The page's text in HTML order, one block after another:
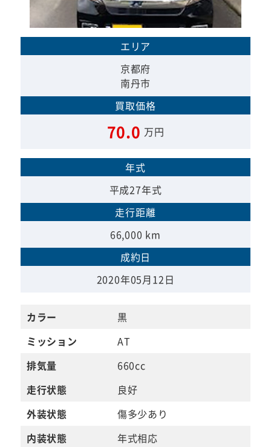
エリア
京都府
南丹市
買取価格
70.0 万円
年式
平成27年式
走行距離
66,000 km
成約日
2020年05月12日
カラー
黒
ミッション
AT
排気量
660cc
走行状態
良好
外装状態
傷多少あり
内装状態
年式相応